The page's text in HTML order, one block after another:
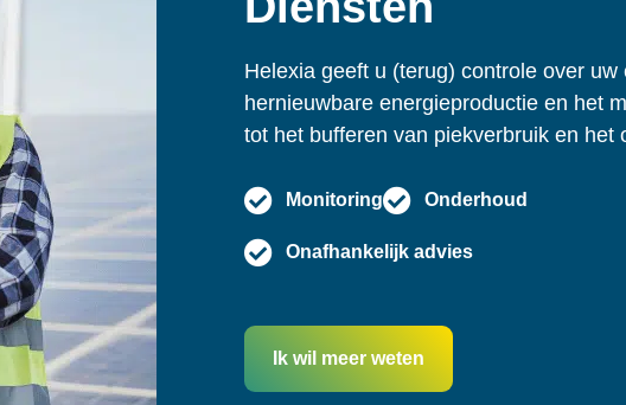
Helexia geeft u (terug) controle over
hernieuwbare energieproductie en het
tot het bufferen van piekverbruik en het
Monitoring Onderhoud
Onafhankelijk advies
Ik wil meer weten